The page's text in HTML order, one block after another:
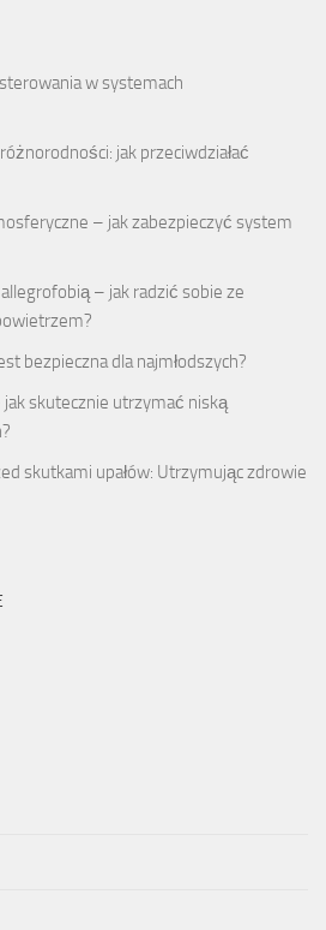
w systemach
jak przeciwdziałać
– jak zabezpieczyć system
– jak radzić sobie ze
bezpieczna dla najmłodszych?
skutecznie utrzymać niską
skutkami upałów: Utrzymując zdrowie